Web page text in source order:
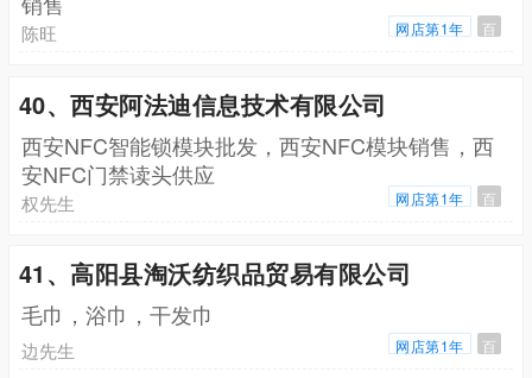
陈旺 网店第1年 百
40、西安阿法迪信息技术有限公司
西安NFC智能锁模块批发，西安NFC模块销售，西
安NFC门禁读头供应
权先生 网店第1年 百
41、高阳县淘沃纺织品贸易有限公司
毛巾，浴巾，干发巾
边先生 网店第1年 百